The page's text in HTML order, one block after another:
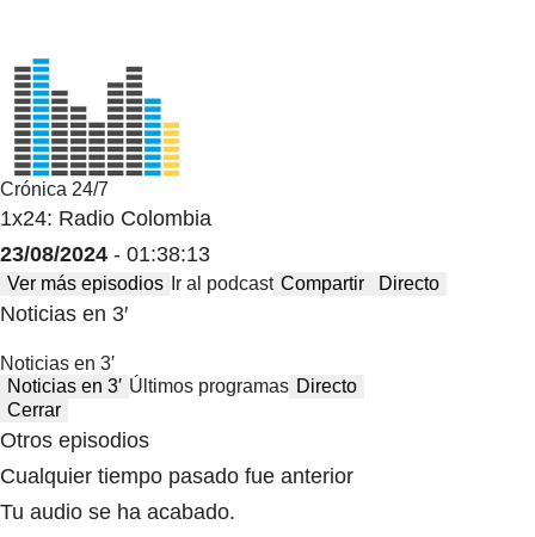
Crónica 24/7
1x24: Radio Colombia
23/08/2024 - 01:38:13
Ver más episodios Ir al podcast Compartir Directo
Noticias en 3′
Noticias en 3′
Noticias en 3′ Últimos programas Directo
Cerrar
Otros episodios
Cualquier tiempo pasado fue anterior
Tu audio se ha acabado.